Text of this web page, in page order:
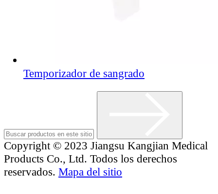
Temporizador de sangrado
Copyright © 2023 Jiangsu Kangjian Medical
Products Co., Ltd. Todos los derechos
reservados. Mapa del sitio